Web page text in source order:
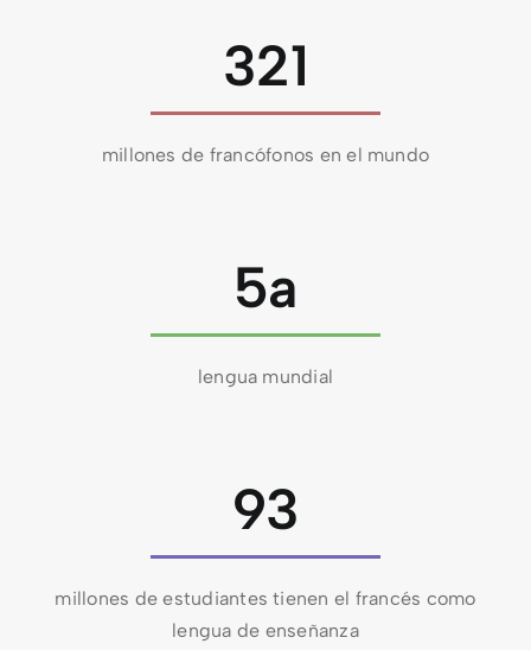
321
millones de francófonos en el mundo
5a
lengua mundial
93
millones de estudiantes tienen el francés como
lengua de enseñanza